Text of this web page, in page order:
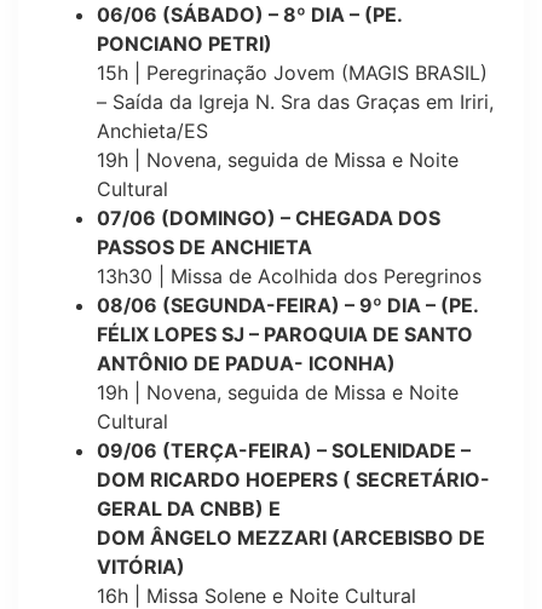
06/06 (SÁBADO) – 8º DIA – (PE.
PONCIANO PETRI)
15h | Peregrinação Jovem (MAGIS BRASIL)
– Saída da Igreja N. Sra das Graças em Iriri,
Anchieta/ES
19h | Novena, seguida de Missa e Noite
Cultural
07/06 (DOMINGO) – CHEGADA DOS
PASSOS DE ANCHIETA
13h30 | Missa de Acolhida dos Peregrinos
08/06 (SEGUNDA-FEIRA) – 9º DIA – (PE.
FÉLIX LOPES SJ – PAROQUIA DE SANTO
ANTÔNIO DE PADUA- ICONHA)
19h | Novena, seguida de Missa e Noite
Cultural
09/06 (TERÇA-FEIRA) – SOLENIDADE –
DOM RICARDO HOEPERS ( SECRETÁRIO-
GERAL DA CNBB) E
DOM ÂNGELO MEZZARI (ARCEBISBO DE
VITÓRIA)
16h | Missa Solene e Noite Cultural